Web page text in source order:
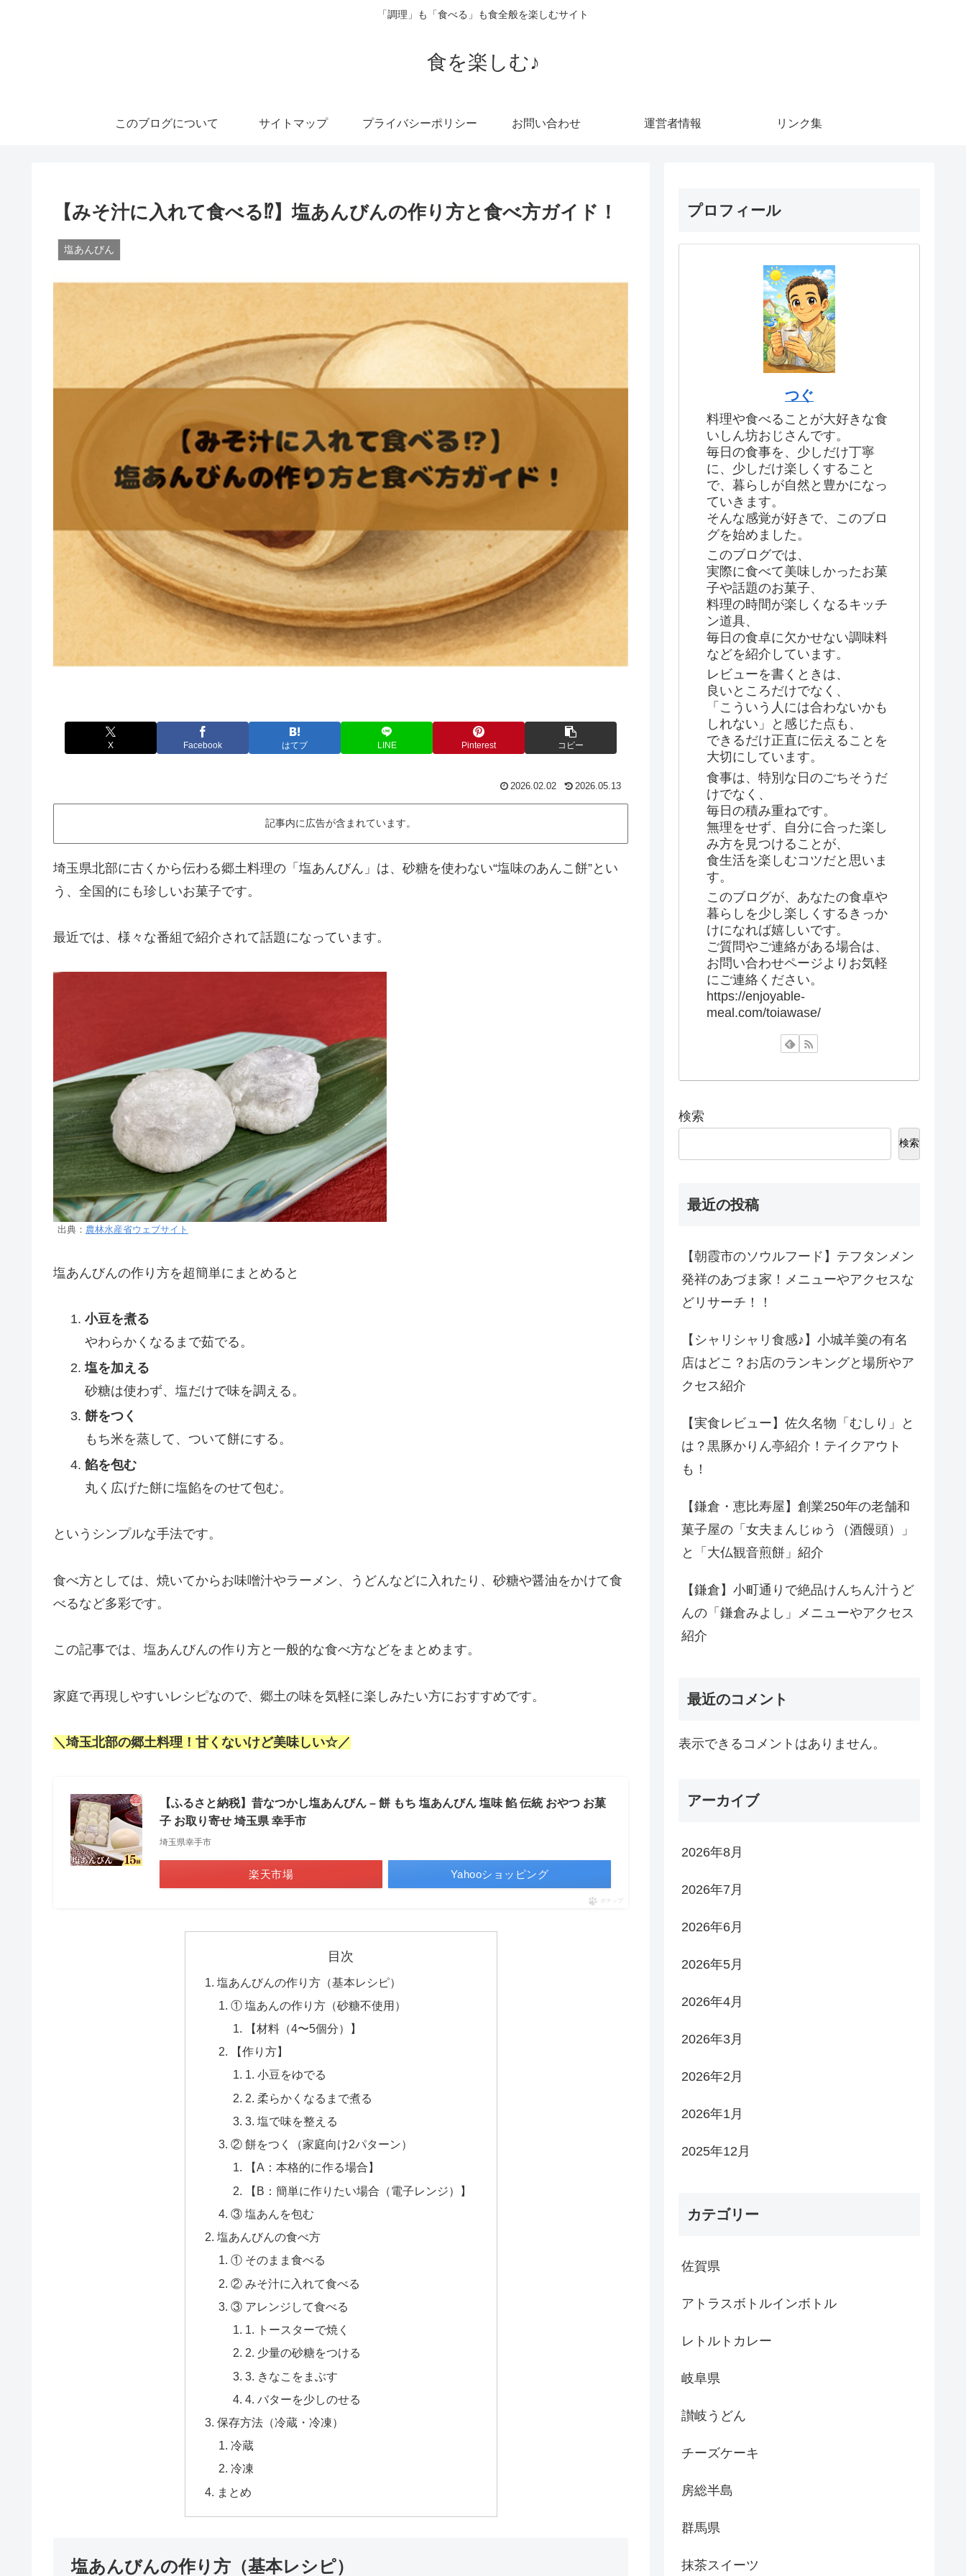
「調理」も「食べる」も食全般を楽しむサイト
食を楽しむ♪
このブログについて サイトマップ プライバシーポリシー お問い合わせ 運営者情報 リンク集
【みそ汁に入れて食べる⁉】塩あんびんの作り方と食べ方ガイド！
塩あんびん
X Facebook はてブ LINE Pinterest コピー
2026.02.02 2026.05.13
記事内に広告が含まれています。
埼玉県北部に古くから伝わる郷土料理の「塩あんびん」は、砂糖を使わない“塩味のあんこ餅”とい
う、全国的にも珍しいお菓子です。
最近では、様々な番組で紹介されて話題になっています。
出典： 農林水産省ウェブサイト
塩あんびんの作り方を超簡単にまとめると
小豆を煮る
やわらかくなるまで茹でる。
塩を加える
砂糖は使わず、塩だけで味を調える。
餅をつく
もち米を蒸して、ついて餅にする。
餡を包む
丸く広げた餅に塩餡をのせて包む。
というシンプルな手法です。
食べ方としては、焼いてからお味噌汁やラーメン、うどんなどに入れたり、砂糖や醤油をかけて食
べるなど多彩です。
この記事では、塩あんびんの作り方と一般的な食べ方などをまとめます。
家庭で再現しやすいレシピなので、郷土の味を気軽に楽しみたい方におすすめです。
＼埼玉北部の郷土料理！甘くないけど美味しい☆／
【ふるさと納税】昔なつかし塩あんびん – 餅 もち 塩あんびん 塩味 餡 伝統 おやつ お菓
子 お取り寄せ 埼玉県 幸手市
埼玉県幸手市
楽天市場 Yahooショッピング
ポチップ
目次
塩あんびんの作り方（基本レシピ）
① 塩あんの作り方（砂糖不使用）
【材料（4〜5個分）】
【作り方】
1. 小豆をゆでる
2. 柔らかくなるまで煮る
3. 塩で味を整える
② 餅をつく（家庭向け2パターン）
【A：本格的に作る場合】
【B：簡単に作りたい場合（電子レンジ）】
③ 塩あんを包む
塩あんびんの食べ方
① そのまま食べる
② みそ汁に入れて食べる
③ アレンジして食べる
1. トースターで焼く
2. 少量の砂糖をつける
3. きなこをまぶす
4. バターを少しのせる
保存方法（冷蔵・冷凍）
冷蔵
冷凍
まとめ
塩あんびんの作り方（基本レシピ）
プロフィール
つぐ
料理や食べることが大好きな食
いしん坊おじさんです。
毎日の食事を、少しだけ丁寧
に、少しだけ楽しくすること
で、暮らしが自然と豊かになっ
ていきます。
そんな感覚が好きで、このブロ
グを始めました。
このブログでは、
実際に食べて美味しかったお菓
子や話題のお菓子、
料理の時間が楽しくなるキッチ
ン道具、
毎日の食卓に欠かせない調味料
などを紹介しています。
レビューを書くときは、
良いところだけでなく、
「こういう人には合わないかも
しれない」と感じた点も、
できるだけ正直に伝えることを
大切にしています。
食事は、特別な日のごちそうだ
けでなく、
毎日の積み重ねです。
無理をせず、自分に合った楽し
み方を見つけることが、
食生活を楽しむコツだと思いま
す。
このブログが、あなたの食卓や
暮らしを少し楽しくするきっか
けになれば嬉しいです。
ご質問やご連絡がある場合は、
お問い合わせページよりお気軽
にご連絡ください。
https://enjoyable-
meal.com/toiawase/
検索
検索
最近の投稿
【朝霞市のソウルフード】テフタンメン
発祥のあづま家！メニューやアクセスな
どリサーチ！！
【シャリシャリ食感♪】小城羊羹の有名
店はどこ？お店のランキングと場所やア
クセス紹介
【実食レビュー】佐久名物「むしり」と
は？黒豚かりん亭紹介！テイクアウト
も！
【鎌倉・恵比寿屋】創業250年の老舗和
菓子屋の「女夫まんじゅう（酒饅頭）」
と「大仏観音煎餅」紹介
【鎌倉】小町通りで絶品けんちん汁うど
んの「鎌倉みよし」メニューやアクセス
紹介
最近のコメント
表示できるコメントはありません。
アーカイブ
2026年8月
2026年7月
2026年6月
2026年5月
2026年4月
2026年3月
2026年2月
2026年1月
2025年12月
カテゴリー
佐賀県
アトラスボトルインボトル
レトルトカレー
岐阜県
讃岐うどん
チーズケーキ
房総半島
群馬県
抹茶スイーツ